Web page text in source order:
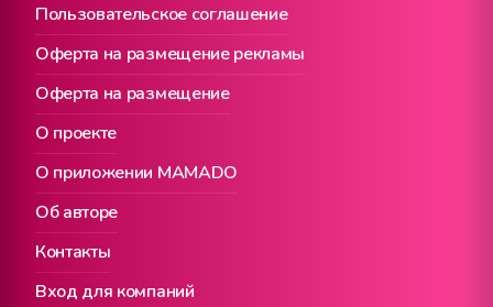
О проекте
Вход для компаний
Пользовательское соглашение
О приложении MAMADO
Оферта на размещение рекламы
Об авторе
Оферта на размещение
Контакты